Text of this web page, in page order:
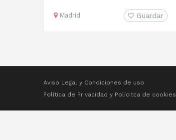
Madrid Guardar
Aviso Legal y Condiciones de uso
Política de Privacidad y Polícitca de cookies